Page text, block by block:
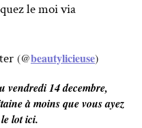
le moi via
(@beautylicieuse)
vendredi 14 decembre,
à moins que vous ayez
lot ici.